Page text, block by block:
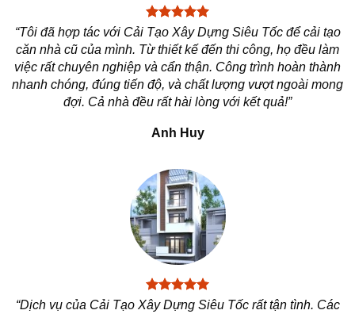
“Tôi đã hợp tác với Cải Tạo Xây Dựng Siêu Tốc để cải tạo
căn nhà cũ của mình. Từ thiết kế đến thi công, họ đều làm
việc rất chuyên nghiệp và cẩn thận. Công trình hoàn thành
nhanh chóng, đúng tiến độ, và chất lượng vượt ngoài mong
đợi. Cả nhà đều rất hài lòng với kết quả!”
Anh Huy
“Dịch vụ của Cải Tạo Xây Dựng Siêu Tốc rất tận tình. Các